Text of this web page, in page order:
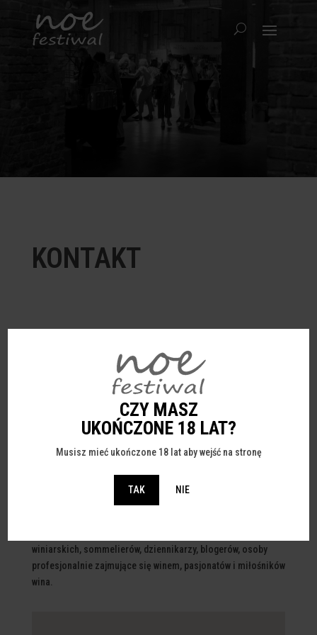
CZY MASZ
UKOŃCZONE 18 LAT?
Musisz mieć ukończone 18 lat aby wejść na stronę
TAK NIE
KONTAKT
ul. Porcelanowa 23
40-246 Katowice
biuro@noefestiwal.pl
winiarskich, sommelierów, dziennikarzy, blogerów, osoby
profesjonalnie zajmujące się winem, pasjonatów i miłośników
wina.